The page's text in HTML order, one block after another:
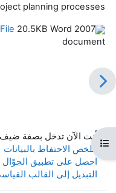
فتح فهرس المقرر
planning processes.
20.5KB Word 2007
document
أنت الآن تدخل بصفة
ملخص الاحتفاظ بالبيانات
احصل على تطبيق الجوّال
التبديل إلى القالب